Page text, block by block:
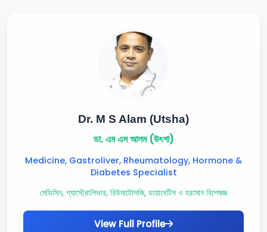
Dr. M S Alam (Utsha)
ডা. এম এস আলম (উৎশা)
Medicine, Gastroliver, Rheumatology, Hormone &
Diabetes Specialist
মেডিসিন, গ্যাস্ট্রোলিভার, রিউমাটোলজি, ডায়াবেটিস ও হরমোন বিশেষজ্ঞ
View Full Profile